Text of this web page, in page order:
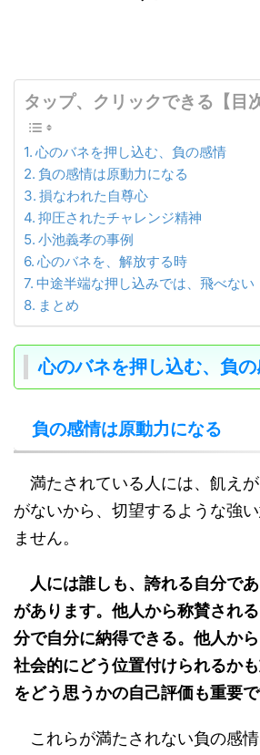
タップ、クリックできる【目次
心のバネを押し込む、負の感情
負の感情は原動力になる
損なわれた自尊心
抑圧されたチャレンジ精神
小池義孝の事例
心のバネを、解放する時
中途半端な押し込みでは、飛べない
まとめ
心のバネを押し込む、負
負の感情は原動力になる
満たされている人には、飢えが
がないから、切望するような強
ません。
人には誰しも、誇れる自分で
があります。他人から称賛され
分で自分に納得できる。他人から
社会的にどう位置付けられるか
をどう思うかの自己評価も重要で
これらが満たされない負の感